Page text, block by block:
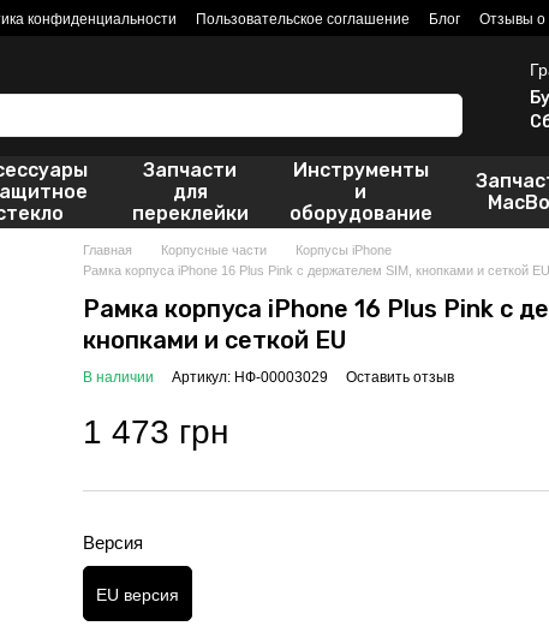
конфиденциальности Пользовательское соглашение Блог Отзывы о
Запчасти
для
переклейки
Инструменты
и
оборудование
Главная Корпусные части
Корпусы iPhone
Рамка корпуса iPhone 16 Plus Pink с держателем SIM, кнопками и сеткой EU
Рамка корпуса iPhone 16 Plus Pink с
кнопками и сеткой EU
В наличии Артикул: НФ-00003029 Оставить отзыв
1 473 грн
Версия
EU версия